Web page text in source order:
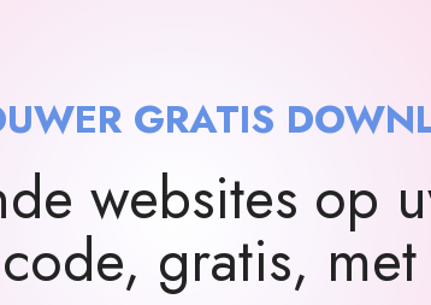
GRATIS
websites op
gratis,